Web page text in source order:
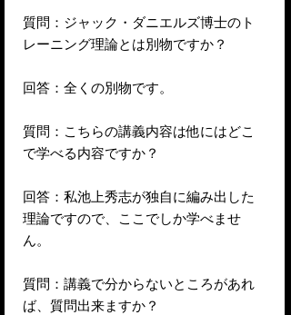
質問：ジャック・ダニエルズ博士のト
レーニング理論とは別物ですか？
回答：全くの別物です。
質問：こちらの講義内容は他にはどこ
で学べる内容ですか？
回答：私池上秀志が独自に編み出した
理論ですので、ここでしか学べませ
ん。
質問：講義で分からないところがあれ
ば、質問出来ますか？